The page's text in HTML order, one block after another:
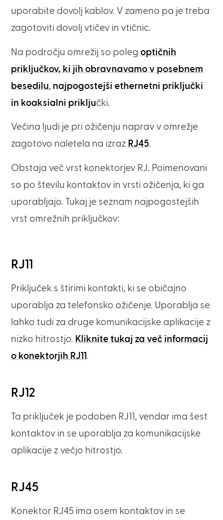
uporabite dovolj kablov. V zameno pa je treba
zagotoviti dovolj vtičev in vtičnic.
Na področju omrežij so polegoptičnih
priključkov, ki jih obravnavamo v posebnem
besedilu, najpogostejši ethernetni priključki
in koaksialni priključki.
Večina ljudi je pri ožičenju naprav v omrežje
zagotovo naletela na izraz RJ45.
Obstaja več vrst konektorjev RJ. Poimenovani
so po številu kontaktov in vrsti ožičenja, ki ga
uporabljajo. Tukaj je seznam najpogostejših
vrst omrežnih priključkov:
RJ11
Priključek s štirimi kontakti, ki se običajno
uporablja za telefonsko ožičenje. Uporablja se
lahko tudi za druge komunikacijske aplikacije z
nizko hitrostjo. Kliknite tukaj za več informacij
o konektorjih RJ11 .
RJ12
Ta priključek je podoben RJ11, vendar ima šest
kontaktov in se uporablja za komunikacijske
aplikacije z večjo hitrostjo.
RJ45
Konektor RJ45 ima osem kontaktov in se